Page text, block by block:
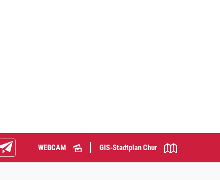
Abonnieren WEBCAM GIS-Stadtplan Chur